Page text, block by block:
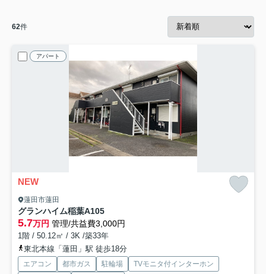
62件
アパート
NEW
蓮田市蓮田
グランハイム稲葉A105
5.7万円 管理/共益費3,000円
1階 / 50.12㎡ / 3K /築33年
東北本線「蓮田」駅 徒歩18分
エアコン 都市ガス 駐輪場
TVモニタ付インターホン